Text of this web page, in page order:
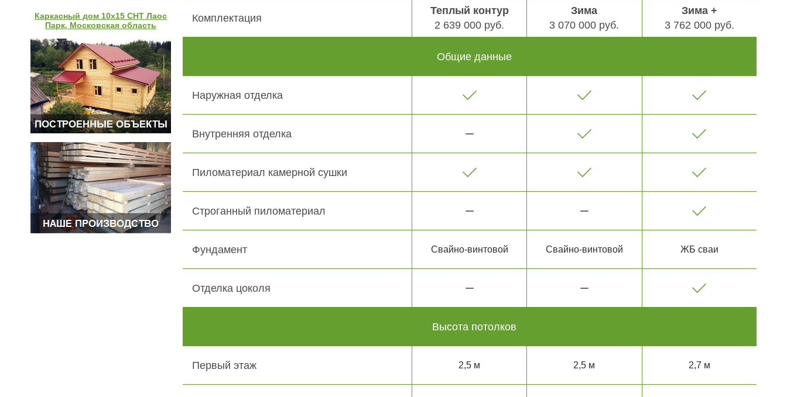
Комплектация
Теплый контур
2 639 000 руб.
Зима
3 070 000 руб.
Зима +
3 762 000 руб.
Общие данные
Наружная отделка
Внутренняя отделка
Пиломатериал камерной сушки
Строганный пиломатериал
Фундамент Свайно-винтовой Свайно-винтовой ЖБ сваи
Отделка цоколя
Высота потолков
Первый этаж 2,5 м 2,5 м 2,7 м
Каркасный дом 10х15 СНТ Лаос
Парк, Московская область